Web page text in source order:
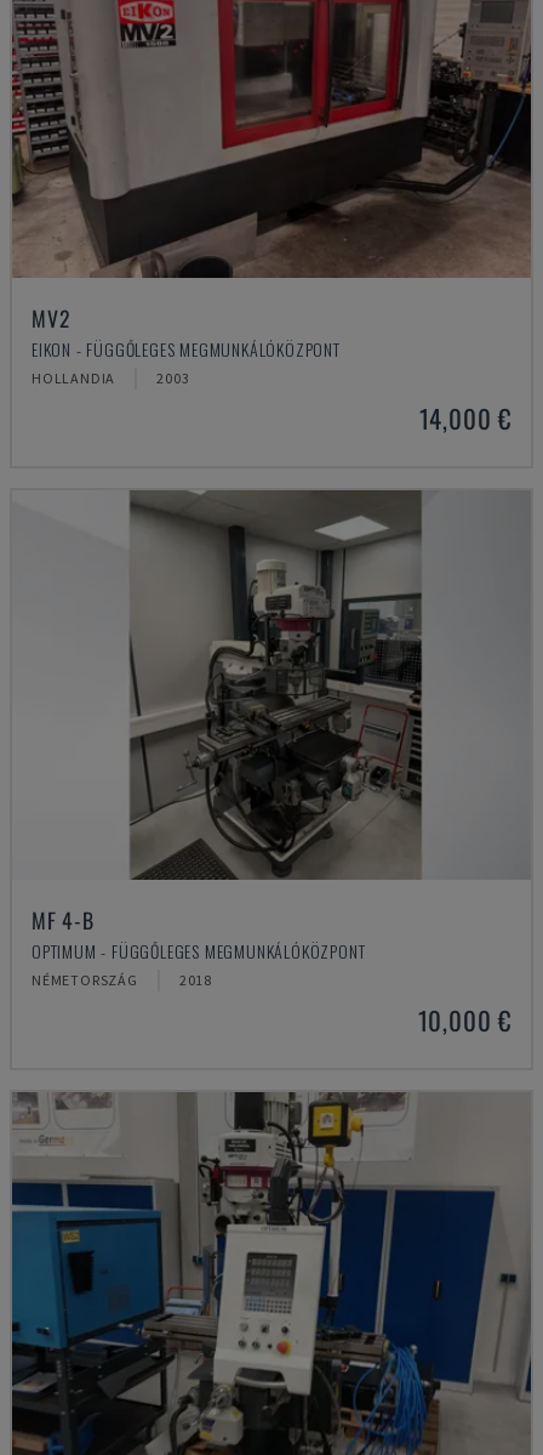
MV2
EIKON - FÜGGŐLEGES MEGMUNKÁLÓKÖZPONT
HOLLANDIA 2003
14,000 €
MF 4-B
OPTIMUM - FÜGGŐLEGES MEGMUNKÁLÓKÖZPONT
NÉMETORSZÁG 2018
10,000 €